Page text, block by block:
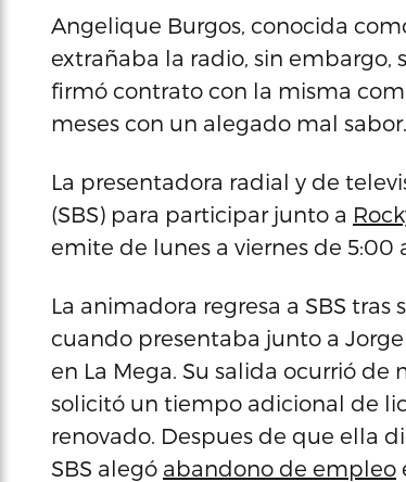
Angelique Burgos, conocida
extrañaba la radio, sin embargo,
firmó contrato con la misma
meses con un alegado mal sabor.
La presentadora radial y de
(SBS) para participar junto a
emite de lunes a viernes de 5:00
La animadora regresa a SBS
cuando presentaba junto a Jorge
en La Mega. Su salida ocurrió
solicitó un tiempo adicional de
renovado. Despues de que ella
SBS alegó abandono de empleo